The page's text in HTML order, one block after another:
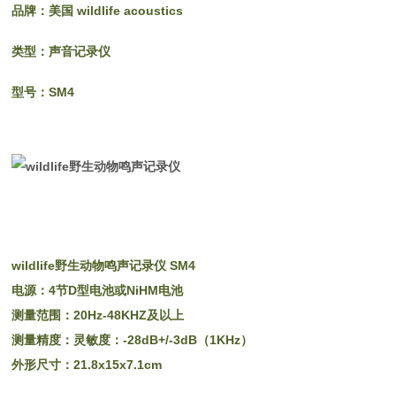
品牌：美国 wildlife acoustics
类型：声音记录仪
型号：SM4
wildlife野生动物鸣声记录仪 SM4
电源：4节D型电池或NiHM电池
测量范围：20Hz-48KHZ及以上
测量精度：灵敏度：-28dB+/-3dB（1KHz）
外形尺寸：21.8x15x7.1cm